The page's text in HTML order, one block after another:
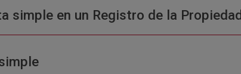
simple en un Registro de la Propiedad